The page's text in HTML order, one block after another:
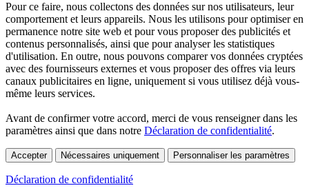
Pour ce faire, nous collectons des données sur nos utilisateurs, leur
comportement et leurs appareils. Nous les utilisons pour optimiser en
permanence notre site web et pour vous proposer des publicités et
contenus personnalisés, ainsi que pour analyser les statistiques
d'utilisation. En outre, nous pouvons comparer vos données cryptées
avec des fournisseurs externes et vous proposer des offres via leurs
canaux publicitaires en ligne, uniquement si vous utilisez déjà vous-
même leurs services.
Avant de confirmer votre accord, merci de vous renseigner dans les
paramètres ainsi que dans notre Déclaration de confidentialité.
Accepter Nécessaires uniquement Personnaliser les paramètres
Déclaration de confidentialité